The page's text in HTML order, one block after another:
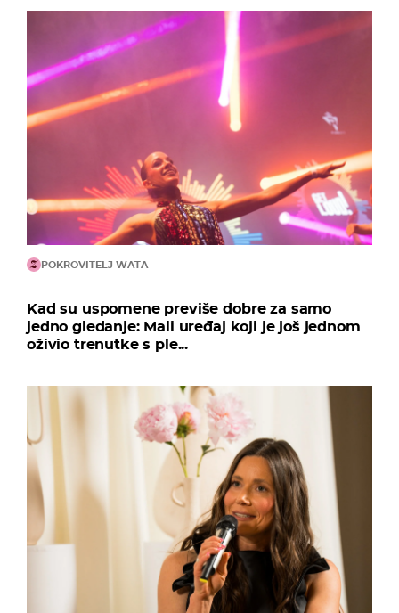
POKROVITELJ WATA
Kad su uspomene previše dobre za samo
jedno gledanje: Mali uređaj koji je još jednom
oživio trenutke s ple...